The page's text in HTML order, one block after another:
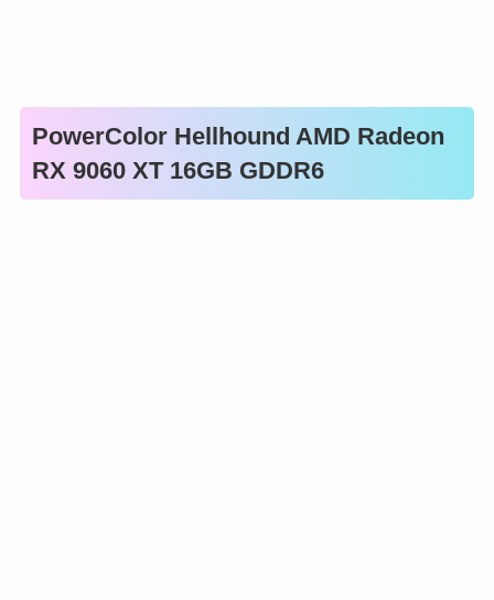
PowerColor Hellhound AMD Radeon
RX 9060 XT 16GB GDDR6